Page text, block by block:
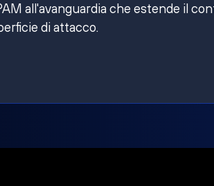
all'avanguardia che estende il
di attacco.